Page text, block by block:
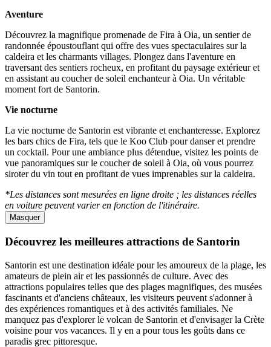
Aventure
Découvrez la magnifique promenade de Fira à Oia, un sentier de
randonnée époustouflant qui offre des vues spectaculaires sur la
caldeira et les charmants villages. Plongez dans l'aventure en
traversant des sentiers rocheux, en profitant du paysage extérieur et
en assistant au coucher de soleil enchanteur à Oia. Un véritable
moment fort de Santorin.
Vie nocturne
La vie nocturne de Santorin est vibrante et enchanteresse. Explorez
les bars chics de Fira, tels que le Koo Club pour danser et prendre
un cocktail. Pour une ambiance plus détendue, visitez les points de
vue panoramiques sur le coucher de soleil à Oia, où vous pourrez
siroter du vin tout en profitant de vues imprenables sur la caldeira.
*Les distances sont mesurées en ligne droite ; les distances réelles
en voiture peuvent varier en fonction de l'itinéraire.
Masquer
Découvrez les meilleures attractions de Santorin
Santorin est une destination idéale pour les amoureux de la plage, les
amateurs de plein air et les passionnés de culture. Avec des
attractions populaires telles que des plages magnifiques, des musées
fascinants et d'anciens châteaux, les visiteurs peuvent s'adonner à
des expériences romantiques et à des activités familiales. Ne
manquez pas d'explorer le volcan de Santorin et d'envisager la Crète
voisine pour vos vacances. Il y en a pour tous les goûts dans ce
paradis grec pittoresque.